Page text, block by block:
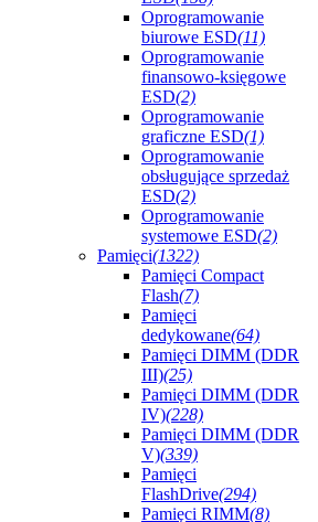
Oprogramowanie
biurowe ESD(11)
Oprogramowanie
finansowo-księgowe
ESD(2)
Oprogramowanie
graficzne ESD(1)
Oprogramowanie
obsługujące sprzedaż
ESD(2)
Oprogramowanie
systemowe ESD(2)
Pamięci(1322)
Pamięci Compact
Flash(7)
Pamięci
dedykowane(64)
Pamięci DIMM (DDR
III)(25)
Pamięci DIMM (DDR
IV)(228)
Pamięci DIMM (DDR
V)(339)
Pamięci
FlashDrive(294)
Pamięci RIMM(8)